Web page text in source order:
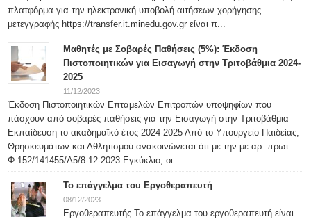
πλατφόρμα για την ηλεκτρονική υποβολή αιτήσεων χορήγησης
μετεγγραφής https://transfer.it.minedu.gov.gr είναι π...
Μαθητές με Σοβαρές Παθήσεις (5%): Έκδοση
Πιστοποιητικών για Εισαγωγή στην Τριτοβάθμια 2024-
2025
11/12/2023
Έκδοση Πιστοποιητικών Επταμελών Επιτροπών υποψηφίων που
πάσχουν από σοβαρές παθήσεις για την Εισαγωγή στην Τριτοβάθμια
Εκπαίδευση το ακαδημαϊκό έτος 2024-2025 Από το Υπουργείο Παιδείας,
Θρησκευμάτων και Αθλητισμού ανακοινώνεται ότι με την με αρ. πρωτ.
Φ.152/141455/Α5/8-12-2023 Εγκύκλιο, οι ...
Το επάγγελμα του Εργοθεραπευτή
08/12/2023
Εργοθεραπευτής Το επάγγελμα του εργοθεραπευτή είναι